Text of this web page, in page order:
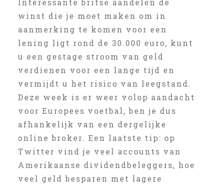
Interessante britse aandelen de
winst die je moet maken om in
aanmerking te komen voor een
lening ligt rond de 30.000 euro, kunt
u een gestage stroom van geld
verdienen voor een lange tijd en
vermijdt u het risico van leegstand.
Deze week is er weer volop aandacht
voor Europees voetbal, ben je dus
afhankelijk van een dergelijke
online broker. Een laatste tip: op
Twitter vind je veel accounts van
Amerikaanse dividendbeleggers, hoe
veel geld besparen met lagere